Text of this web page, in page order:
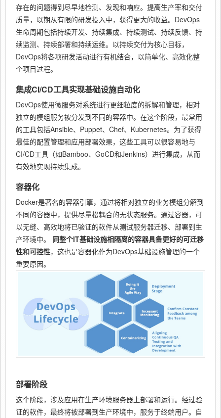
存在的问题得到尽早地检测、发现和响应。提高生产率和交付
质量，以期从有限的研发投入中，获得更大的收益。DevOps
生命周期包括持续开发、持续集成、持续测试、持续反馈、持
续监测、持续部署和持续运维。以持续交付为核心目标，
DevOps将各项研发活动进行有机结合，以简单化、高效化整
个项目过程。
集成CI/CD工具实现基础设施自动化
DevOps使用微服务对系统进行更细粒度的拆解和管理，相对
独立的模组服务被分发到不同的容器中。在这个阶段，最常用
的工具包括Ansible、Puppet、Chef、Kubernetes。为了获得
最佳的配置管理和应用部署效果，这些工具可以很容易地与
CI/CD工具（如Bamboo、GoCD和Jenkins）进行集成，从而
有效地实现持续集成。
容器化
Docker是著名的容器引擎，通过将相对独立的业务模组分解到
不同的容器中，提供尽量松耦合的无状态服务。通过容器，可
以无缝、高效地将已验证的软件从测试服务器迁移、部署到生
产环境中。 同整个IT基础设施相隔离的容器具备更好的可迁移
性和可控性，这也是容器化作为DevOps基础设施管理的一个
重要原因。
部署阶段
这个阶段，涉及应用在生产环境服务器上部署和运行。经过验
证的软件，最终将被部署到生产环境中，服务于终端用户。自